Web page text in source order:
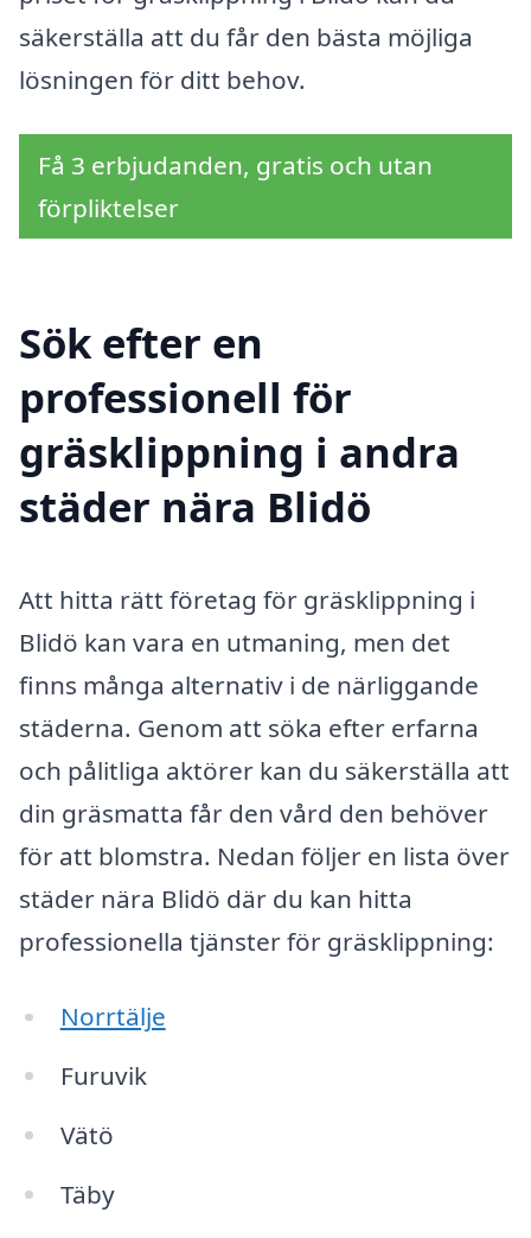
säkerställa att du får den bästa möjliga
lösningen för ditt behov.
Få 3 erbjudanden, gratis och utan
förpliktelser
Sök efter en
professionell för
gräsklippning i andra
städer nära Blidö
Att hitta rätt företag för gräsklippning i
Blidö kan vara en utmaning, men det
finns många alternativ i de närliggande
städerna. Genom att söka efter erfarna
och pålitliga aktörer kan du säkerställa att
din gräsmatta får den vård den behöver
för att blomstra. Nedan följer en lista över
städer nära Blidö där du kan hitta
professionella tjänster för gräsklippning:
Norrtälje
Furuvik
Vätö
Täby